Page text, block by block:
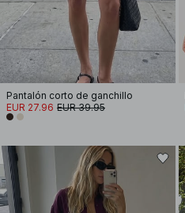
Pantalón corto de ganchillo
EUR 27.96 EUR 39.95